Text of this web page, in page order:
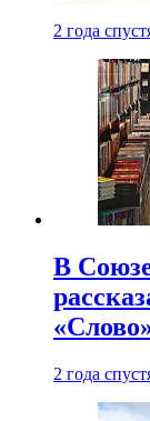
2 года
В
2 года